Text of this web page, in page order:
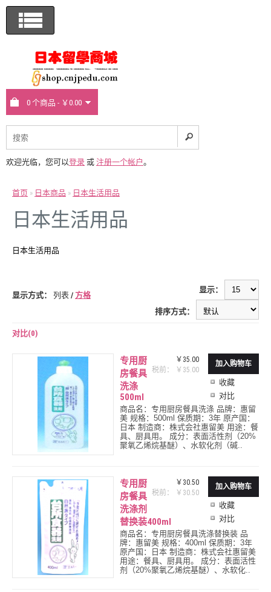
0 个商品 - ￥0.00
欢迎光临，您可以登录 或 注册一个帐户。
首页 » 日本商品 » 日本生活用品
日本生活用品
日本生活用品
显示方式： 列表 / 方格
显示：
排序方式：
对比(0)
收藏
对比
￥35.00
税前： ￥35.00
专用厨
房餐具
洗涤
500ml
商品名：专用厨房餐具洗涤 品牌：惠留
美 规格：500ml 保质期：3年 原产国：
日本 制造商：株式会社惠留美 用途：餐
具、厨具用。 成分：表面活性剂（20%
聚氧乙烯烷基醚）、水软化剂（碱..
收藏
对比
￥30.50
税前： ￥30.50
专用厨
房餐具
洗涤剂
替换装400ml
商品名：专用厨房餐具洗涤替换装 品
牌：惠留美 规格：400ml 保质期：3年
原产国：日本 制造商：株式会社惠留美
用途：餐具、厨具用。 成分：表面活性
剂（20%聚氧乙烯烷基醚）、水软化..